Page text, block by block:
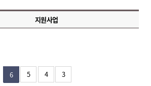
지원사업
6 5 4 3